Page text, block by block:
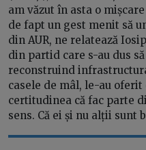
am văzut în asta o
de fapt un gest menit să
din AUR, ne relatează
din partid care s-au dus
reconstruind
casele de mâl, le-au
certitudinea că fac parte
sens. Că ei și nu alții sunt